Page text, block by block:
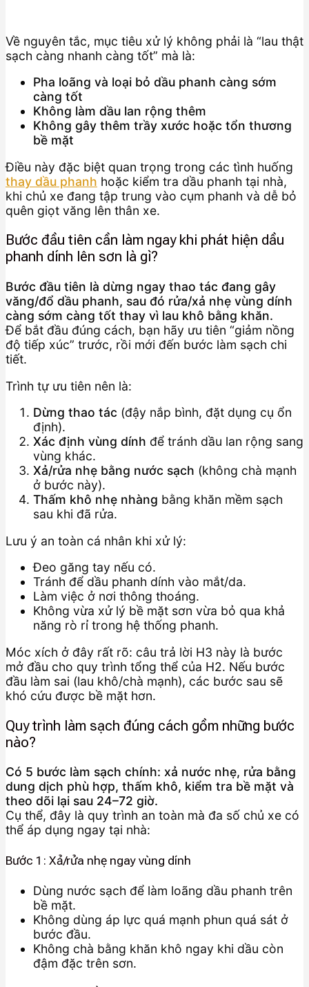
Về nguyên tắc, mục tiêu xử lý không phải là “lau thật
sạch càng nhanh càng tốt” mà là:
Pha loãng và loại bỏ dầu phanh càng sớm
càng tốt
Không làm dầu lan rộng thêm
Không gây thêm trầy xước hoặc tổn thương
bề mặt
Điều này đặc biệt quan trọng trong các tình huống
thay dầu phanh hoặc kiểm tra dầu phanh tại nhà,
khi chủ xe đang tập trung vào cụm phanh và dễ bỏ
quên giọt văng lên thân xe.
Bước đầu tiên cần làm ngay khi phát hiện dầu
phanh dính lên sơn là gì?
Bước đầu tiên là dừng ngay thao tác đang gây
văng/đổ dầu phanh, sau đó rửa/xả nhẹ vùng dính
càng sớm càng tốt thay vì lau khô bằng khăn.
Để bắt đầu đúng cách, bạn hãy ưu tiên “giảm nồng
độ tiếp xúc” trước, rồi mới đến bước làm sạch chi
tiết.
Trình tự ưu tiên nên là:
Dừng thao tác (đậy nắp bình, đặt dụng cụ ổn
định).
Xác định vùng dính để tránh dầu lan rộng sang
vùng khác.
Xả/rửa nhẹ bằng nước sạch (không chà mạnh
ở bước này).
Thấm khô nhẹ nhàng bằng khăn mềm sạch
sau khi đã rửa.
Lưu ý an toàn cá nhân khi xử lý:
Đeo găng tay nếu có.
Tránh để dầu phanh dính vào mắt/da.
Làm việc ở nơi thông thoáng.
Không vừa xử lý bề mặt sơn vừa bỏ qua khả
năng rò rỉ trong hệ thống phanh.
Móc xích ở đây rất rõ: câu trả lời H3 này là bước
mở đầu cho quy trình tổng thể của H2. Nếu bước
đầu làm sai (lau khô/chà mạnh), các bước sau sẽ
khó cứu được bề mặt hơn.
Quy trình làm sạch đúng cách gồm những bước
nào?
Có 5 bước làm sạch chính: xả nước nhẹ, rửa bằng
dung dịch phù hợp, thấm khô, kiểm tra bề mặt và
theo dõi lại sau 24–72 giờ.
Cụ thể, đây là quy trình an toàn mà đa số chủ xe có
thể áp dụng ngay tại nhà:
Bước 1: Xả/rửa nhẹ ngay vùng dính
Dùng nước sạch để làm loãng dầu phanh trên
bề mặt.
Không dùng áp lực quá mạnh phun quá sát ở
bước đầu.
Không chà bằng khăn khô ngay khi dầu còn
đậm đặc trên sơn.